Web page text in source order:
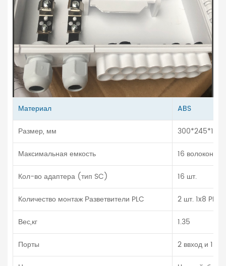
Материал
ABS
Размер, мм
300*245*100
Максимальная емкость
16 волокон (1
Кол-во адаптера (тип SC)
16 шт.
Количество монтаж Разветвители PLC
2 шт. 1x8
Вес,кг
1.35
Порты
2 ввход и 16